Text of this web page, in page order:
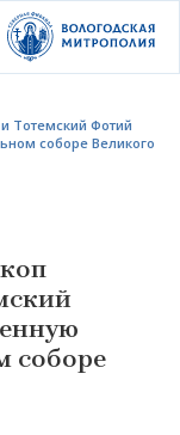
Тотемский Фотий
соборе Великого
соборе